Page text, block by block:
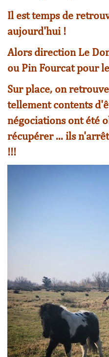
Il est temps de
aujourd'hui !
Alors direction Le
ou Pin Fourcat pour
Sur place, on
tellement contents
négociations ont été
récupérer ... ils
!!!